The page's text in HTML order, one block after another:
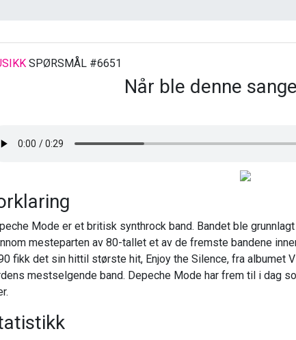
SPØRSMÅL #6651
Når ble denne
Mode er et britisk synthrock band. Bandet ble
mesteparten av 80-tallet et av de fremste bandene
fikk det sin hittil største hit, Enjoy the Silence, fra albumet
mestselgende band. Depeche Mode har frem til i dag